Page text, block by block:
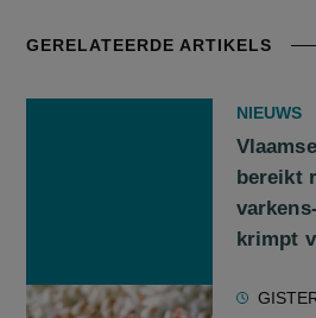
GERELATEERDE ARTIKELS
NIEUWS
bereikt
krimpt